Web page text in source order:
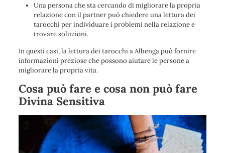
Una persona che sta cercando di migliorare la propria
relazione con il partner può chiedere una lettura dei
tarocchi per individuare i problemi nella relazione e
trovare soluzioni.
In questi casi, la lettura dei tarocchi a Albenga può fornire
informazioni preziose che possono aiutare le persone a
migliorare la propria vita.
Cosa può fare e cosa non può fare
Divina Sensitiva